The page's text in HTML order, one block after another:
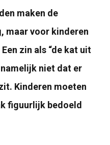
maken de
maar voor kinderen
zin als “de kat uit
niet dat er
Kinderen moeten
figuurlijk bedoeld